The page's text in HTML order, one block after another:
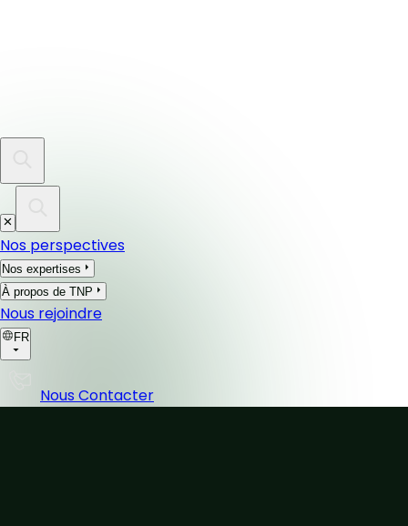
Nos perspectives
Nos expertises
À propos de TNP
Nous rejoindre
FR
Nous Contacter